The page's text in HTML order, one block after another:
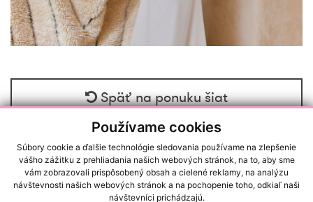
Používame cookies
Súbory cookie a ďalšie technológie sledovania používame na zlepšenie
vášho zážitku z prehliadania našich webových stránok, na to, aby sme
vám zobrazovali prispôsobený obsah a cielené reklamy, na analýzu
návštevnosti našich webových stránok a na pochopenie toho, odkiaľ naši
návštevníci prichádzajú.
Späť na ponuku šiat
RAČIANSKA 22/A, 83102, BRATISLAVA (NOVÉ MESTO)